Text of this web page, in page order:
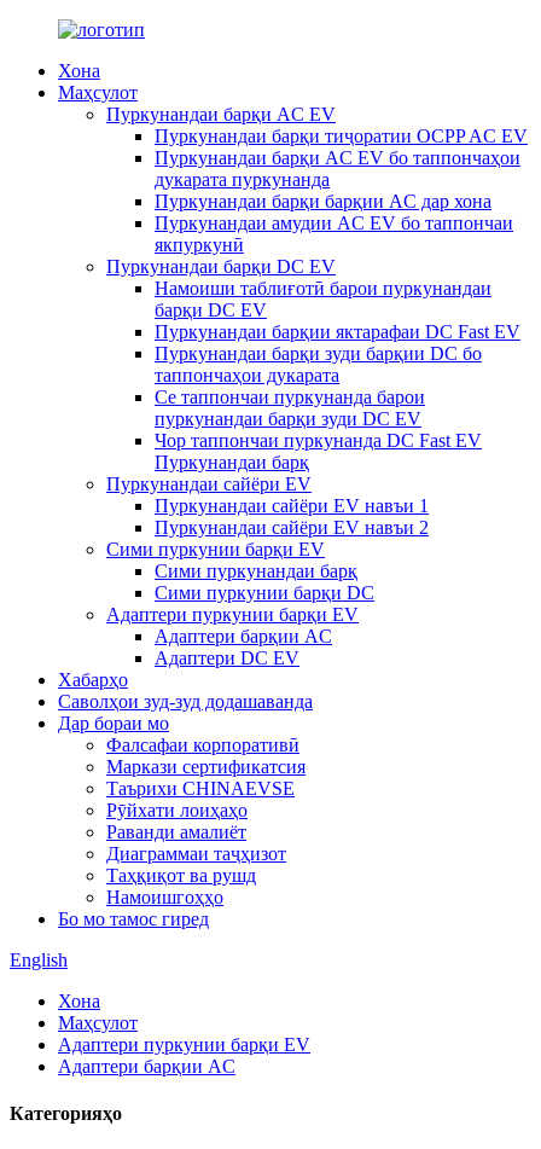
Хона
Маҳсулот
Пуркунандаи барқи AC EV
Пуркунандаи барқи тиҷоратии OCPP AC EV
Пуркунандаи барқи AC EV бо таппончаҳои
дукарата пуркунанда
Пуркунандаи барқи барқии AC дар хона
Пуркунандаи амудии AC EV бо таппончаи
якпуркунӣ
Пуркунандаи барқи DC EV
Намоиши таблиғотӣ барои пуркунандаи
барқи DC EV
Пуркунандаи барқии яктарафаи DC Fast EV
Пуркунандаи барқи зуди барқии DC бо
таппончаҳои дукарата
Се таппончаи пуркунанда барои
пуркунандаи барқи зуди DC EV
Чор таппончаи пуркунанда DC Fast EV
Пуркунандаи барқ
Пуркунандаи сайёри EV
Пуркунандаи сайёри EV навъи 1
Пуркунандаи сайёри EV навъи 2
Сими пуркунии барқи EV
Сими пуркунандаи барқ
Сими пуркунии барқи DC
Адаптери пуркунии барқи EV
Адаптери барқии AC
Адаптери DC EV
Хабарҳо
Саволҳои зуд-зуд додашаванда
Дар бораи мо
Фалсафаи корпоративӣ
Маркази сертификатсия
Таърихи CHINAEVSE
Рӯйхати лоиҳаҳо
Раванди амалиёт
Диаграммаи таҷҳизот
Таҳқиқот ва рушд
Намоишгоҳҳо
Бо мо тамос гиред
English
Хона
Маҳсулот
Адаптери пуркунии барқи EV
Адаптери барқии AC
Категорияҳо